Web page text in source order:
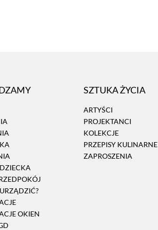
OKIEN
SZTUKA ŻYCIA
ARTYŚCI
PROJEKTANCI
KOLEKCJE
PRZEPISY KULINARNE
ZAPROSZENIA